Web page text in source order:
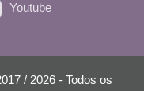
Youtube
/ 2026 - Todos os